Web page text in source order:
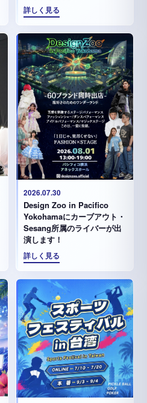
詳しく見る
2026.07.30
Design Zoo in Pacifico
Yokohamaにカーブアウト・
Sesang所属のライバーが出
演します！
詳しく見る